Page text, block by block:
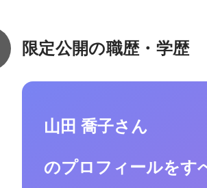
限定公開の職歴・学歴
山田 喬子さん
のプロフィールをす